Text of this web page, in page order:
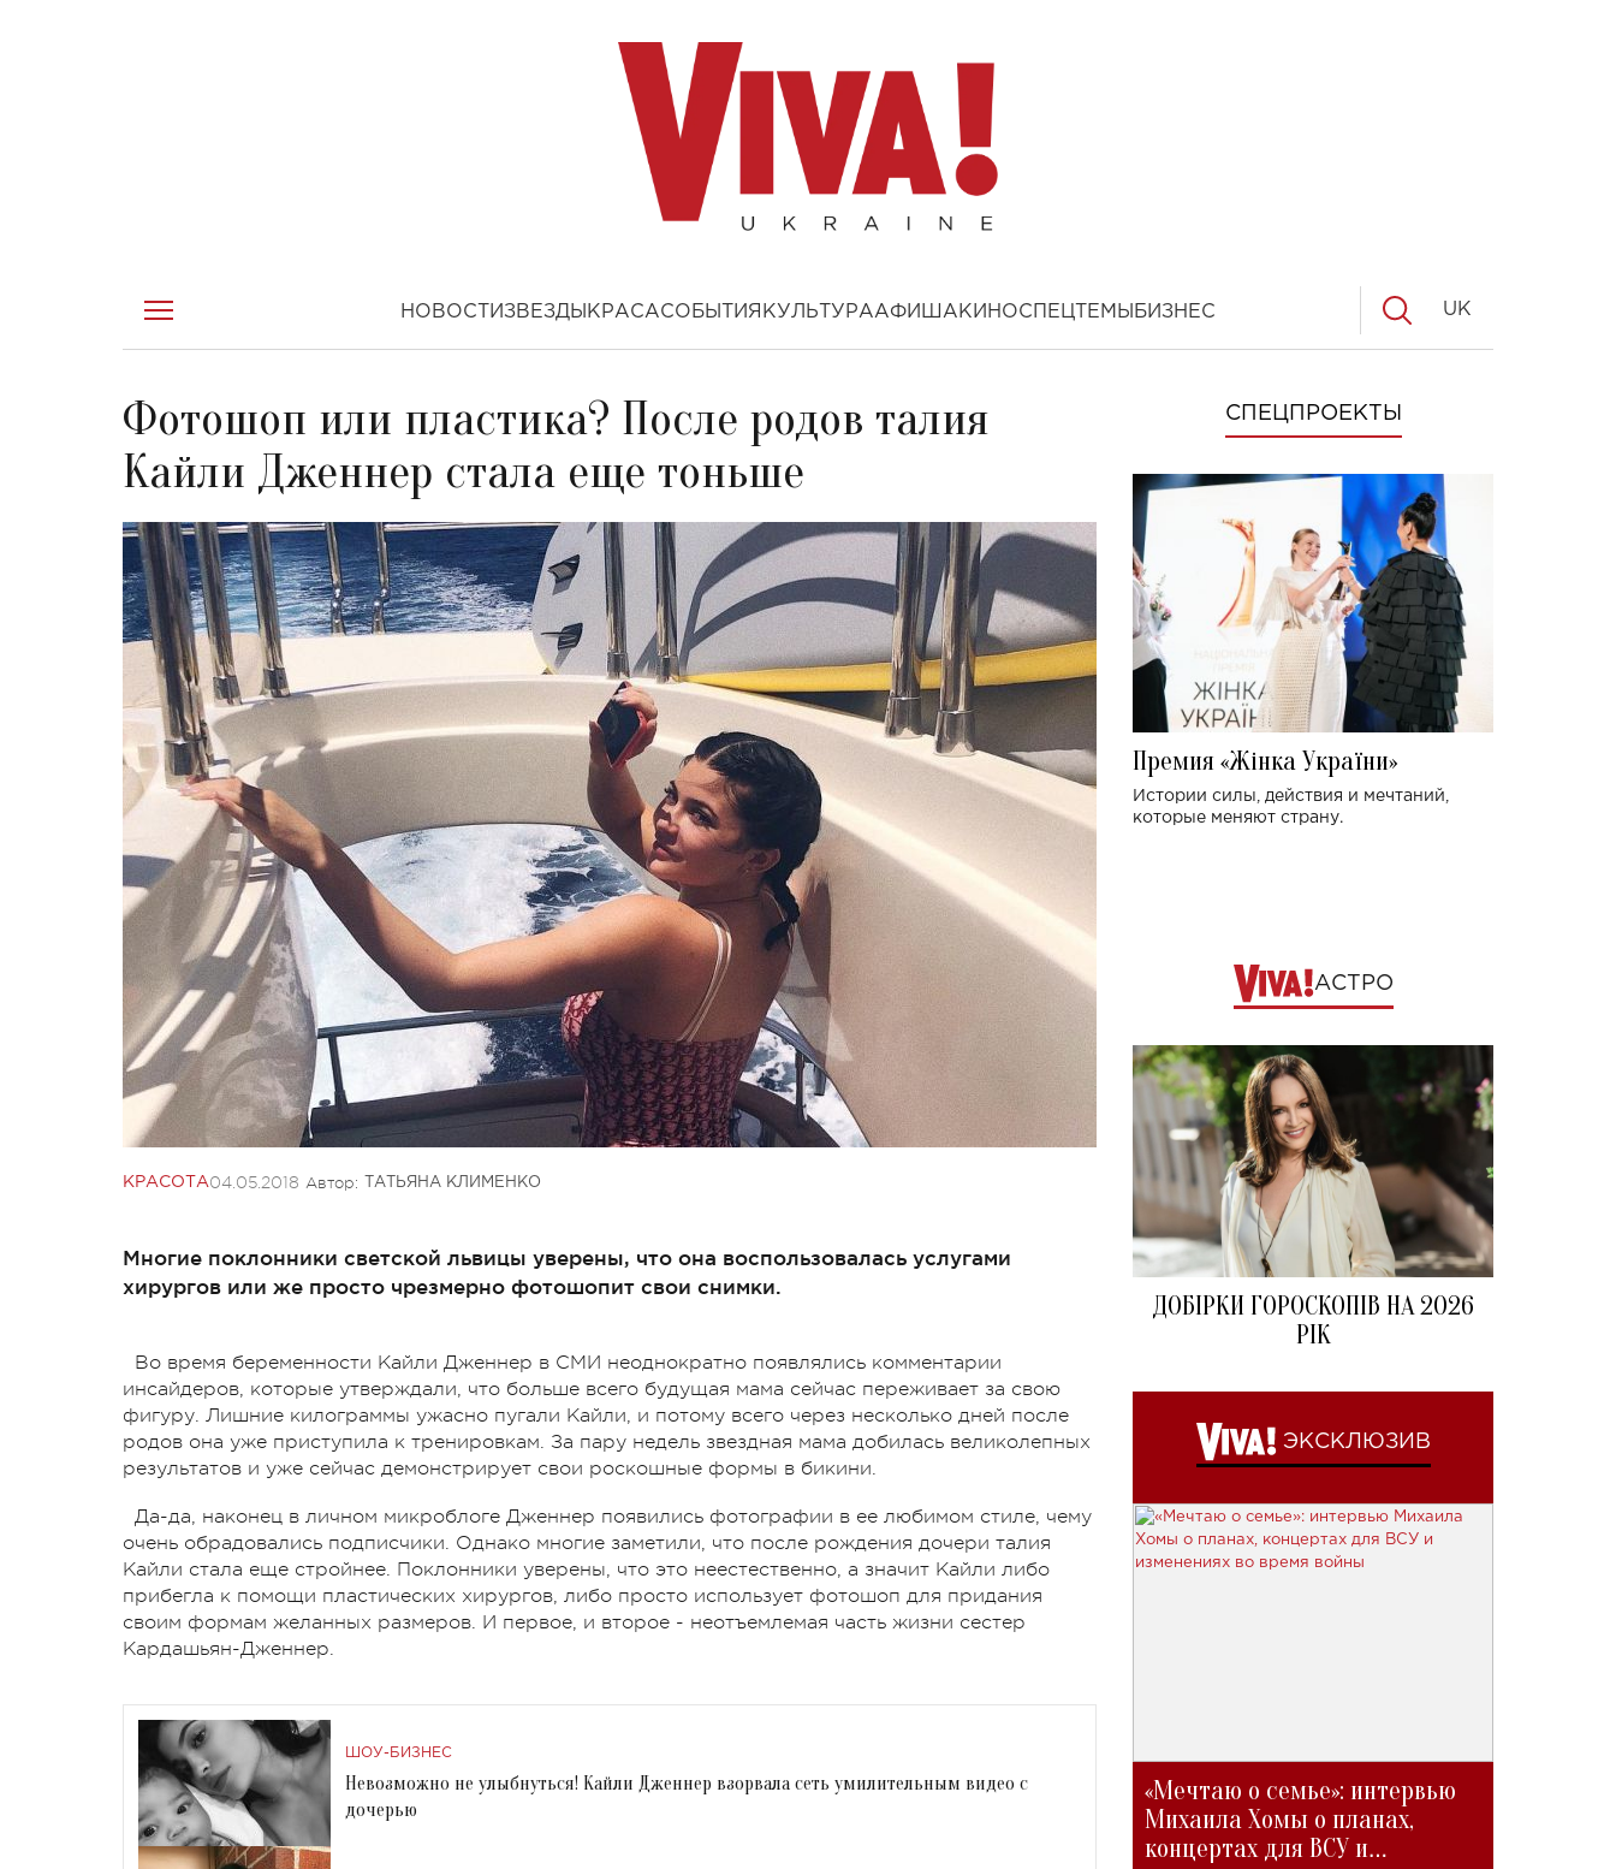
НОВОСТИ ЗВЕЗДЫ КРАСАСОБЫТИЯ КУЛЬТУРААФИША КИНОСПЕЦТЕМЫ БИЗНЕС UK
Фотошоп или пластика? После родов талия
Кайли Дженнер стала еще тоньше
КРАСОТА04.05.2018 Автор: ТАТЬЯНА КЛИМЕНКО
Многие поклонники светской львицы уверены, что она воспользовалась услугами
хирургов или же просто чрезмерно фотошопит свои снимки.
Во время беременности Кайли Дженнер в СМИ неоднократно появлялись комментарии
инсайдеров, которые утверждали, что больше всего будущая мама сейчас переживает за свою
фигуру. Лишние килограммы ужасно пугали Кайли, и потому всего через несколько дней после
родов она уже приступила к тренировкам. За пару недель звездная мама добилась великолепных
результатов и уже сейчас демонстрирует свои роскошные формы в бикини.
Да-да, наконец в личном микроблоге Дженнер появились фотографии в ее любимом стиле, чему
очень обрадовались подписчики. Однако многие заметили, что после рождения дочери талия
Кайли стала еще стройнее. Поклонники уверены, что это неестественно, а значит Кайли либо
прибегла к помощи пластических хирургов, либо просто использует фотошоп для придания
своим формам желанных размеров. И первое, и второе - неотъемлемая часть жизни сестер
Кардашьян-Дженнер.
ШОУ-БИЗНЕС
Невозможно не улыбнуться! Кайли Дженнер взорвала сеть умилительным видео с
дочерью
СПЕЦПРОЕКТЫ
Премия «Жінка України»
Истории силы, действия и мечтаний,
которые меняют страну.
АСТРО
ДОБІРКИ ГОРОСКОПІВ НА 2026
РІК
ЭКСКЛЮЗИВ
«Мечтаю о семье»: интервью
Михаила Хомы о планах,
концертах для ВСУ и